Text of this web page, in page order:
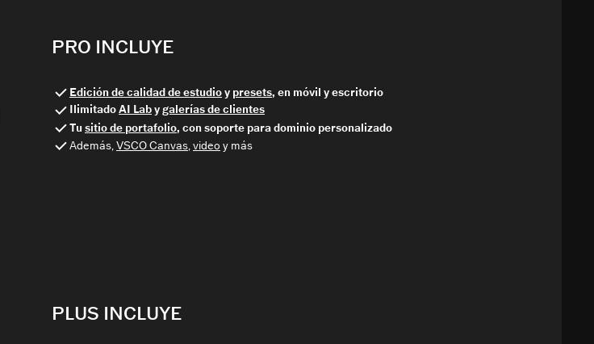
PRO INCLUYE
Edición de calidad de estudioy presets, en móvil y escritorio
IlimitadoAI Labygalerías de clientes
Tusitio de portafolio, con soporte para dominio personalizado
Además,VSCO Canvas,video y más
PLUS INCLUYE